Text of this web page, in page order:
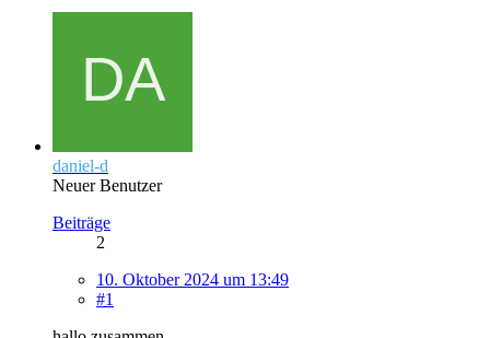
daniel-d
Neuer Benutzer
Beiträge
2
10. Oktober 2024 um 13:49
#1